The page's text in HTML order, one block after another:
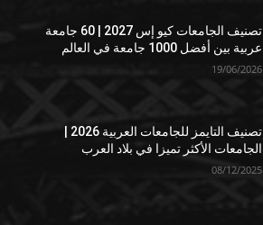
تصنيف الجامعات كيو إس 2027 | 60 جامعة
عربية بين أفضل 1000 جامعة في العالم
19/06/2026
الجامعات الأكثر تميزا في بلاد العرب
08/12/2025